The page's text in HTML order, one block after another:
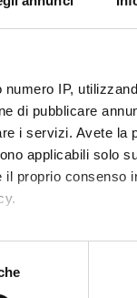
IP,
di pubblicare
i servizi. Avete la
applicabili solo
proprio consenso
di qualche